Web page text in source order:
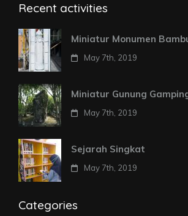
Recent activities
Miniatur Monumen
May 7th, 2019
Miniatur Gunung
May 7th, 2019
Sejarah Singkat
May 7th, 2019
Categories